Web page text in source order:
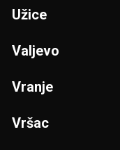
Užice
Valjevo
Vranje
Vršac